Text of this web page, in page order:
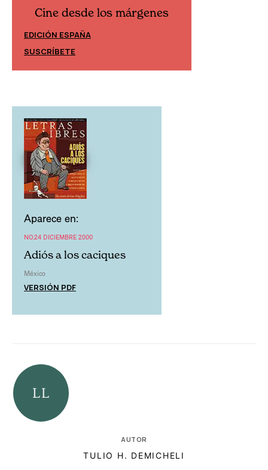
Cine desde los márgenes
EDICIÓN ESPAÑA
SUSCRÍBETE
Aparece en:
NO.24 DICIEMBRE 2000
Adiós a los caciques
México
VERSIÓN PDF
AUTOR
TULIO H. DEMICHELI